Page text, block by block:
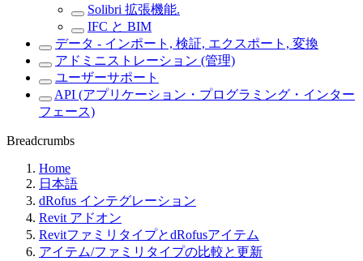
Solibri 拡張機能.
IFC と BIM
データ - インポート, 検証, エクスポート, 変換
アドミニストレーション (管理)
ユーザーサポート
API (アプリケーション・プログラミング・インター
フェース)
Breadcrumbs
Home
日本語
dRofus インテグレーション
Revit アドオン
RevitファミリタイプとdRofusアイテム
アイテム/ファミリタイプの比較と更新